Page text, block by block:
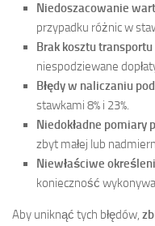
Niedoszacowanie
przypadku różnic w
Brak kosztu
niespodziewane
Błędy w naliczaniu
stawkami 8% i 23%.
Niedokładne pomiary
zbyt małej lub
Niewłaściwe
konieczność
Aby uniknąć tych błędów,